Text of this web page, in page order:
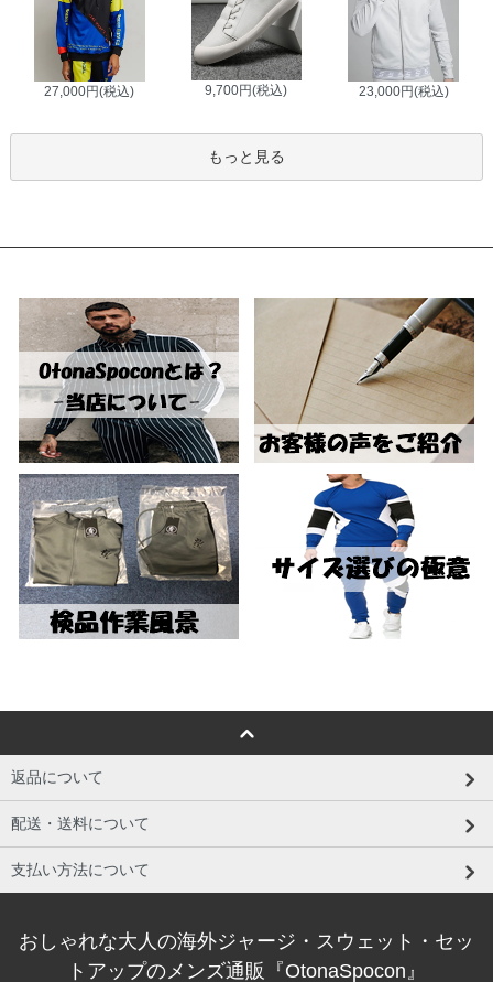
27,000円(税込) 9,700円(税込) 23,000円(税込)
もっと見る
返品について
配送・送料について
支払い方法について
おしゃれな大人の海外ジャージ・スウェット・セッ
トアップのメンズ通販『OtonaSpocon』